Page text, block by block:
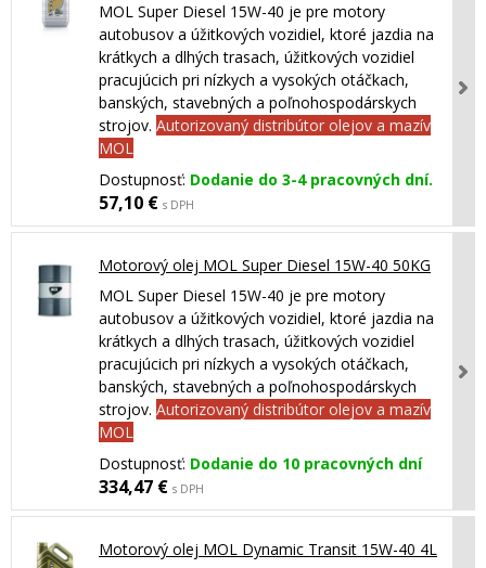
MOL Super Diesel 15W-40 je pre motory
autobusov a úžitkových vozidiel, ktoré jazdia na
krátkych a dlhých trasach, úžitkových vozidiel
pracujúcich pri nízkych a vysokých otáčkach,
banských, stavebných a poľnohospodárskych
strojov. Autorizovaný distribútor olejov a mazív
MOL
Dostupnosť: Dodanie do 3-4 pracovných dní.
57,10 € s DPH
Motorový olej MOL Super Diesel 15W-40 50KG
MOL Super Diesel 15W-40 je pre motory
autobusov a úžitkových vozidiel, ktoré jazdia na
krátkych a dlhých trasach, úžitkových vozidiel
pracujúcich pri nízkych a vysokých otáčkach,
banských, stavebných a poľnohospodárskych
strojov. Autorizovaný distribútor olejov a mazív
MOL
Dostupnosť: Dodanie do 10 pracovných dní
334,47 € s DPH
Motorový olej MOL Dynamic Transit 15W-40 4L